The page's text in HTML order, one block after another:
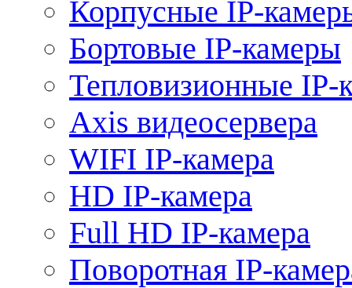
Корпусные IP-
Бортовые IP-камеры
Тепловизионные IP-
Axis видеосервера
WIFI IP-камера
HD IP-камера
Full HD IP-камера
Поворотная IP-